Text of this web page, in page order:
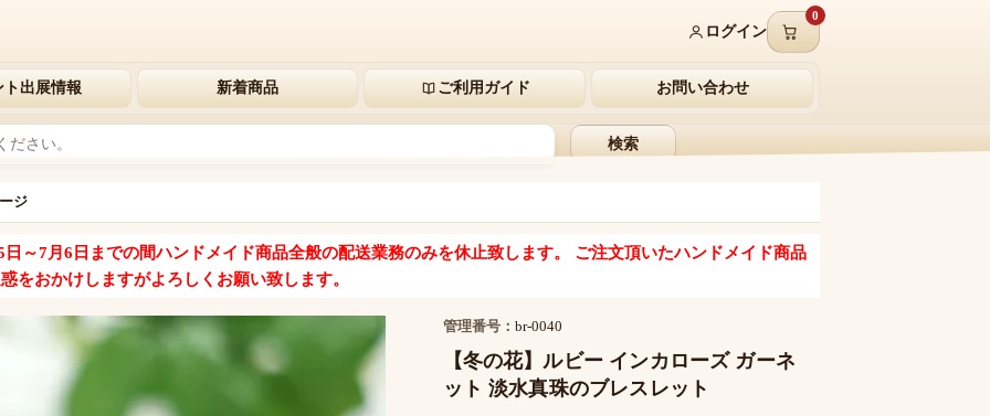
ログイン
0
ト出展情報 新着商品 ご利用ガイド お問い合わせ
検索
ジ
日～7月6日までの間ハンドメイド商品全般の配送業務のみを休止致します。 ご注文頂いたハンドメイド商品
をおかけしますがよろしくお願い致します。
管理番号： br-0040
【冬の花】ルビー インカローズ ガーネ
ット 淡水真珠のブレスレット